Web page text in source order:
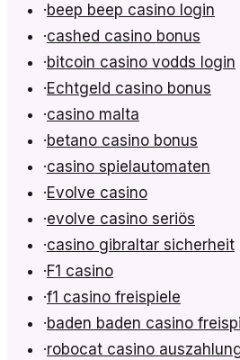
·beep beep casino login
·cashed casino bonus
·bitcoin casino vodds login
·Echtgeld casino bonus
·casino malta
·betano casino bonus
·casino spielautomaten
·Evolve casino
·evolve casino seriös
·casino gibraltar sicherheit
·F1 casino
·f1 casino freispiele
·baden baden casino
·robocat casino